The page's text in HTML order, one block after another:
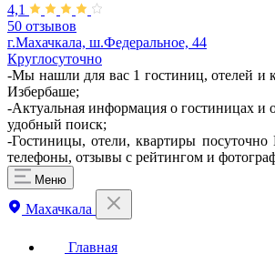
4,1
50 отзывов
г.Махачкала, ш.Федеральное, 44
Круглосуточно
-Мы нашли для вас 1 гостиниц, отелей и
Избербаше;
-Актуальная информация о гостиницах и
удобный поиск;
-Гостиницы, отели, квартиры посуточно
телефоны, отзывы с рейтингом и
Меню
Махачкала
Главная